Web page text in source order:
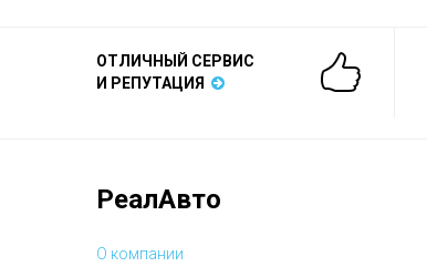
ОТЛИЧНЫЙ СЕРВИС
И РЕПУТАЦИЯ
РеалАвто
О компании